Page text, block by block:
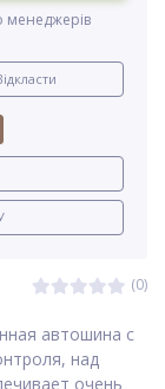
(0)
автошина с
над
очень
менеджерів